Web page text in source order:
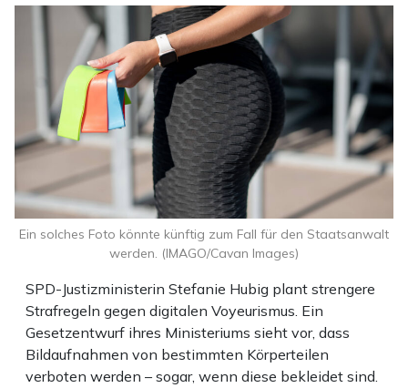
SPD-Justizministerin Stefanie Hubig plant strengere
Strafregeln gegen digitalen Voyeurismus. Ein
Gesetzentwurf ihres Ministeriums sieht vor, dass
Bildaufnahmen von bestimmten Körperteilen
verboten werden – sogar, wenn diese bekleidet sind.
Ein solches Foto könnte künftig zum Fall für den Staatsanwalt
werden. (IMAGO/Cavan Images)